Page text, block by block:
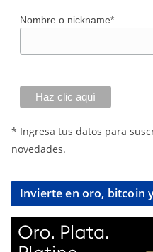
Nombre o nickname*
* Ingresa tus datos para
novedades.
Invierte en oro, bitcoin